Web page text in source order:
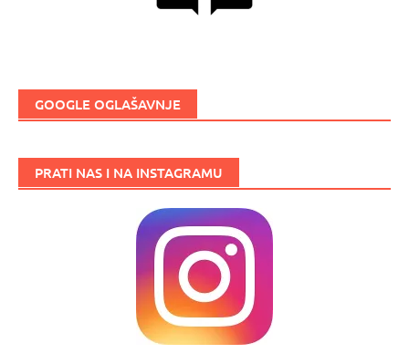
GOOGLE OGLAŠAVNJE
PRATI NAS I NA INSTAGRAMU